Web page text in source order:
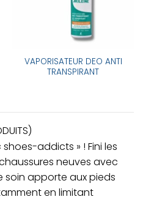
VAPORISATEUR DEO ANTI
TRANSPIRANT
addicts » ! Fini les
neuves avec
soin apporte aux pieds
en limitant